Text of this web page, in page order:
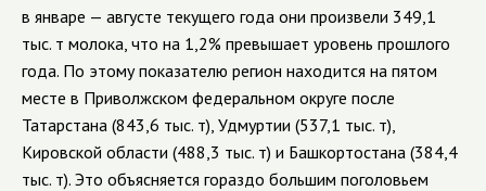
в январе — августе текущего года они произвели 349,1
тыс. т молока, что на 1,2% превышает уровень прошлого
года. По этому показателю регион находится на пятом
месте в Приволжском федеральном округе после
Татарстана (843,6 тыс. т), Удмуртии (537,1 тыс. т),
Кировской области (488,3 тыс. т) и Башкортостана (384,4
тыс. т). Это объясняется гораздо большим поголовьем